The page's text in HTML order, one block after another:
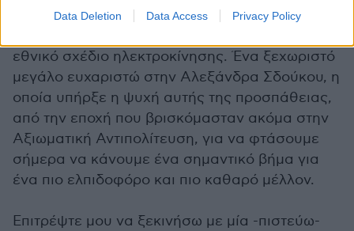
Data Deletion Data Access Privacy Policy
φτάσουμε στο σημείο σήμερα να είμαστε σε
εθνικό σχέδιο ηλεκτροκίνησης. Ένα ξεχωριστό
μεγάλο ευχαριστώ στην Αλεξάνδρα Σδούκου, η
οποία υπήρξε η ψυχή αυτής της προσπάθειας,
από την εποχή που βρισκόμασταν ακόμα στην
Αξιωματική Αντιπολίτευση, για να φτάσουμε
σήμερα να κάνουμε ένα σημαντικό βήμα για
ένα πιο ελπιδοφόρο και πιο καθαρό μέλλον.
Επιτρέψτε μου να ξεκινήσω με μία -πιστεύω-